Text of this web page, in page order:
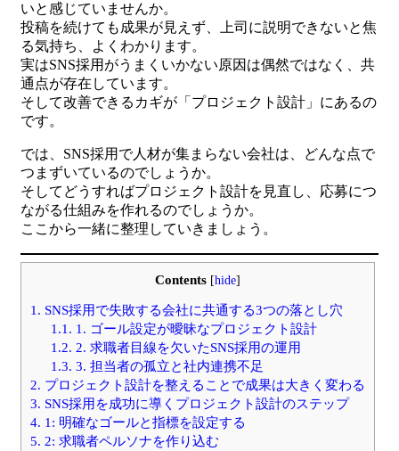
いと感じていませんか。
投稿を続けても成果が見えず、上司に説明できないと焦
る気持ち、よくわかります。
実はSNS採用がうまくいかない原因は偶然ではなく、共
通点が存在しています。
そして改善できるカギが「プロジェクト設計」にあるの
です。
では、SNS採用で人材が集まらない会社は、どんな点で
つまずいているのでしょうか。
そしてどうすればプロジェクト設計を見直し、応募につ
ながる仕組みを作れるのでしょうか。
ここから一緒に整理していきましょう。
Contents [hide]
1. SNS採用で失敗する会社に共通する3つの落とし穴
1.1. 1. ゴール設定が曖昧なプロジェクト設計
1.2. 2. 求職者目線を欠いたSNS採用の運用
1.3. 3. 担当者の孤立と社内連携不足
2. プロジェクト設計を整えることで成果は大きく変わる
3. SNS採用を成功に導くプロジェクト設計のステップ
4. 1: 明確なゴールと指標を設定する
5. 2: 求職者ペルソナを作り込む